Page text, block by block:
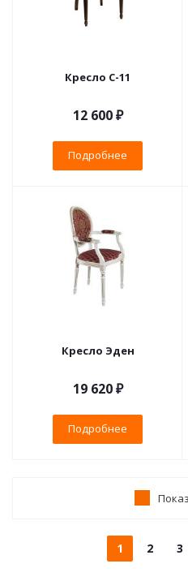
Кресло С-11
12 600 ₽
Подробнее
Кресло Эден
19 620 ₽
Подробнее
1 2 3